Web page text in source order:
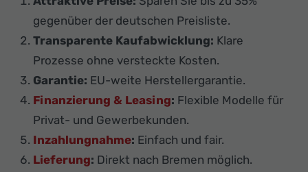
gegenüber der deutschen Preisliste.
Transparente Kaufabwicklung: Klare
Prozesse ohne versteckte Kosten.
Garantie: EU-weite Herstellergarantie.
Finanzierung & Leasing: Flexible Modelle für
Privat- und Gewerbekunden.
Inzahlungnahme: Einfach und fair.
Lieferung: Direkt nach Bremen möglich.